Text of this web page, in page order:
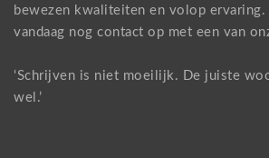
bewezen kwaliteiten en volop ervaring.
vandaag nog contact op met een van
‘Schrijven is niet moeilijk. De juiste
wel.’